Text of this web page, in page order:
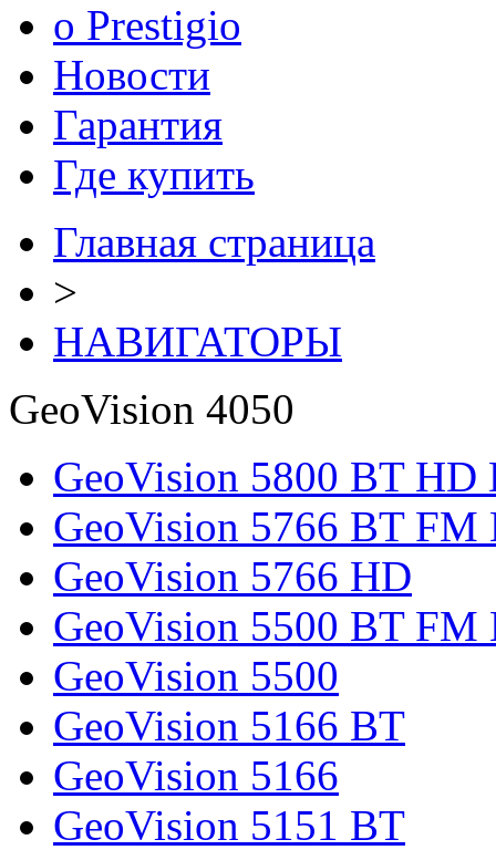
о Prestigio
Новости
Гарантия
Где купить
Главная страница
>
НАВИГАТОРЫ
GeoVision 4050
GeoVision 5800 BT HD
GeoVision 5766 BT FM
GeoVision 5766 HD
GeoVision 5500 BT FM
GeoVision 5500
GeoVision 5166 BT
GeoVision 5166
GeoVision 5151 BT